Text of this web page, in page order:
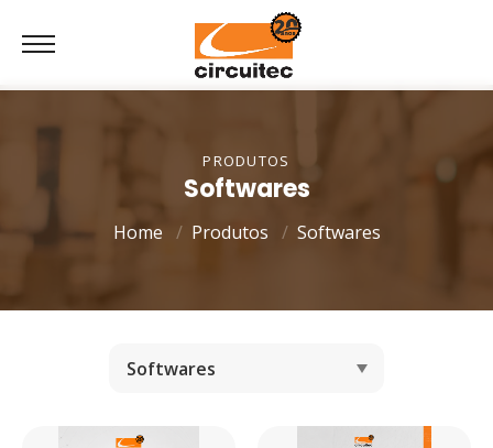
PRODUTOS
Softwares
Home Produtos Softwares